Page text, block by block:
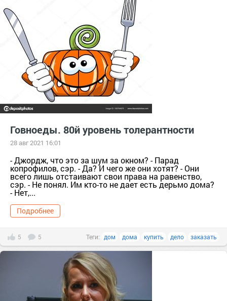
Говноеды. 80й уровень толерантности
28 авг 2021 16:01
- Джордж, что это за шум за окном? - Парад
копрофилов, сэр. - Да? И чего же они хотят? - Они
всего лишь отстаивают свои права на равенство,
сэр. - Не понял. Им кто-то не дает есть дерьмо дома?
- Нет,...
Подробнее
5 5 Теги: дом дома купить дело заказать